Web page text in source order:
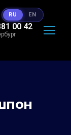
00 42
RU EN